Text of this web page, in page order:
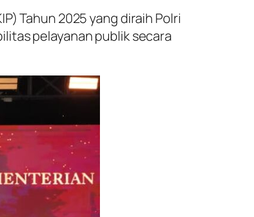
Tahun 2025 yang diraih Polri
pelayanan publik secara